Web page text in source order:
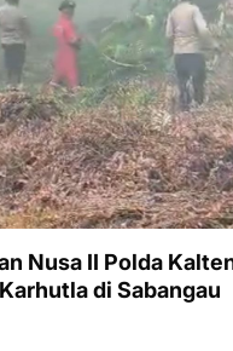
Nusa II Polda
di Sabangau